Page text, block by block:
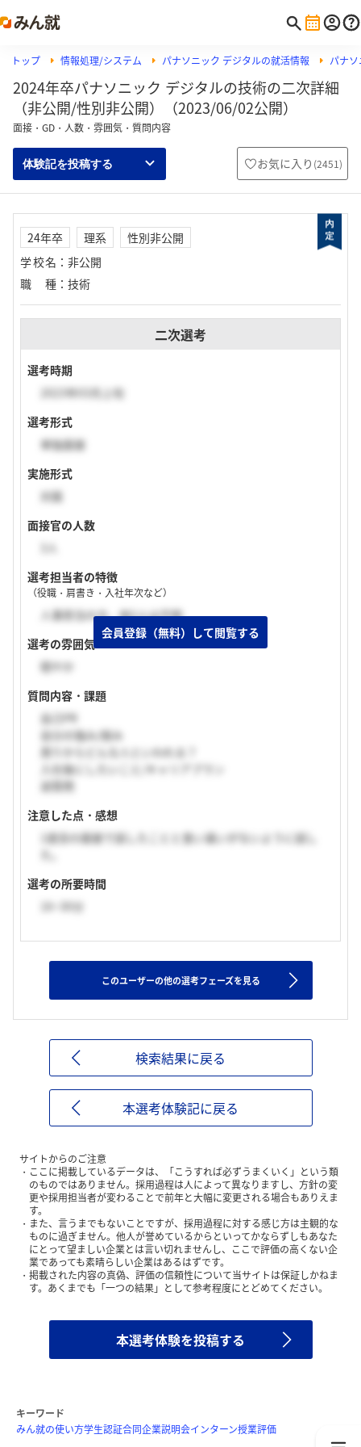
トップ 情報処理/システム パナソニック デジタルの就活情報 パナ
2024年卒パナソニック デジタルの技術の二次詳細
（非公開/性別非公開）（2023/06/02公開）
面接・GD・人数・雰囲気・質問内容
体験記を投稿する お気に入り (2451)
24年卒 理系
性別非公開
学校名 ： 非公開
職種 ： 技術
二次選考
選考時期
2023年03月上旬
選考形式
単独面接
実施形式
対面
面接官の人数
選考担当者の特徴
（役職・肩書き・入社年次など）
人事担当の方、他2人は不明
選考の雰囲気
穏やか
質問内容・課題
自己PR
自分の強み/弱み
周りからどんな人といわれる？
入社後にしたいこと/キャリアプラン
逆質問
注意した点・感想
1度目の面接で話したことと食い違いがないように話し
選考の所要時間
16~30分
このユーザーの他の選考フェーズを見る
検索結果に戻る
本選考体験記に戻る
サイトからのご注意
ここに掲載しているデータは、「こうすれば必ずうまくいく」という類
のものではありません。採用過程は人によって異なりますし、方針の変
更や採用担当者が変わることで前年と大幅に変更される場合もありえま
す。
また、言うまでもないことですが、採用過程に対する感じ方は主観的な
ものに過ぎません。他人が誉めているからといってかならずしもあなた
にとって望ましい企業とは言い切れませんし、ここで評価の高くない企
業であっても素晴らしい企業はあるはずです。
掲載された内容の真偽、評価の信頼性について当サイトは保証しかねま
す。あくまでも「一つの結果」として参考程度にとどめてください。
本選考体験を投稿する
キーワード
みん就の使い方学生認証合同企業説明会インターン授業評価